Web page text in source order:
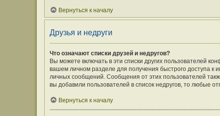
Вернуться к началу
Друзья и недруги
Что означают списки друзей и недругов?
Вы можете включать в эти списки других пользователей
вашем личном разделе для получения быстрого доступа к
личных сообщений. Сообщения от этих пользователей
вы добавили пользователей в список недругов, то любые
Вернуться к началу